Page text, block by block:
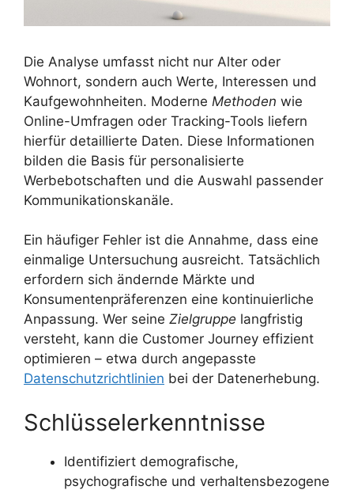
Die Analyse umfasst nicht nur Alter oder
Wohnort, sondern auch Werte, Interessen und
Kaufgewohnheiten. Moderne Methoden wie
Online-Umfragen oder Tracking-Tools liefern
hierfür detaillierte Daten. Diese Informationen
bilden die Basis für personalisierte
Werbebotschaften und die Auswahl passender
Kommunikationskanäle.
Ein häufiger Fehler ist die Annahme, dass eine
einmalige Untersuchung ausreicht. Tatsächlich
erfordern sich ändernde Märkte und
Konsumentenpräferenzen eine kontinuierliche
Anpassung. Wer seine Zielgruppe langfristig
versteht, kann die Customer Journey effizient
optimieren – etwa durch angepasste
Datenschutzrichtlinien bei der Datenerhebung.
Schlüsselerkenntnisse
Identifiziert demografische,
psychografische und verhaltensbezogene